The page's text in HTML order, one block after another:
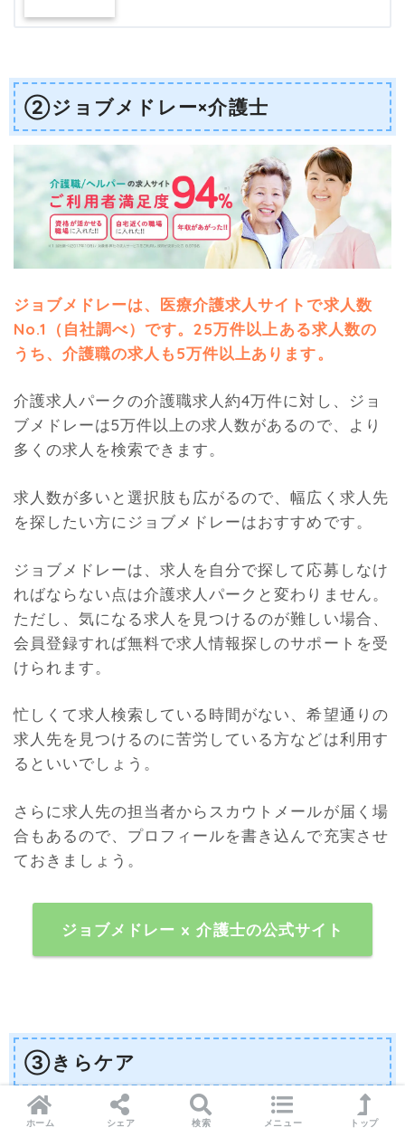
②ジョブメドレー×介護士
ジョブメドレーは、医療介護求人サイトで求人数
No.1（自社調べ）です。25万件以上ある求人数の
うち、介護職の求人も5万件以上あります。
介護求人パークの介護職求人約4万件に対し、ジョ
ブメドレーは5万件以上の求人数があるので、より
多くの求人を検索できます。
求人数が多いと選択肢も広がるので、幅広く求人先
を探したい方にジョブメドレーはおすすめです。
ジョブメドレーは、求人を自分で探して応募しなけ
ればならない点は介護求人パークと変わりません。
ただし、気になる求人を見つけるのが難しい場合、
会員登録すれば無料で求人情報探しのサポートを受
けられます。
忙しくて求人検索している時間がない、希望通りの
求人先を見つけるのに苦労している方などは利用す
るといいでしょう。
さらに求人先の担当者からスカウトメールが届く場
合もあるので、プロフィールを書き込んで充実させ
ておきましょう。
ジョブメドレー x 介護士の公式サイト
③きらケア
ホーム シェア 検索 メニュー トップ